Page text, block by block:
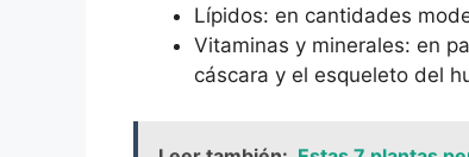
Lípidos: en cantidades
Vitaminas y minerales: en
cáscara y el esqueleto del